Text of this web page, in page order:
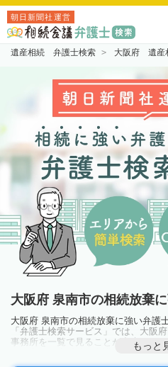
朝日新聞社運営
遺産相続 弁護士検索 大阪府 遺
大阪府 泉南市の相続放棄
大阪府 泉南市の相続放棄に強い弁護
「弁護士検索サービス」では、大阪
事務所を一覧で見ることが出来ます
いる方は一度近隣の弁護士に相談して
もっと